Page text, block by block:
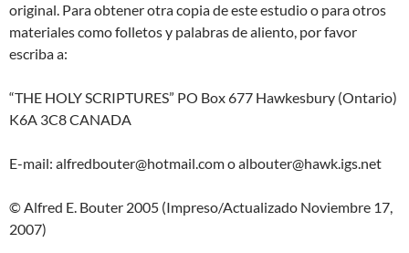
original. Para obtener otra copia de este estudio o para otros
materiales como folletos y palabras de aliento, por favor
escriba a:
“THE HOLY SCRIPTURES” PO Box 677 Hawkesbury (Ontario)
K6A 3C8 CANADA
E-mail: alfredbouter@hotmail.com o albouter@hawk.igs.net
© Alfred E. Bouter 2005 (Impreso/Actualizado Noviembre 17,
2007)